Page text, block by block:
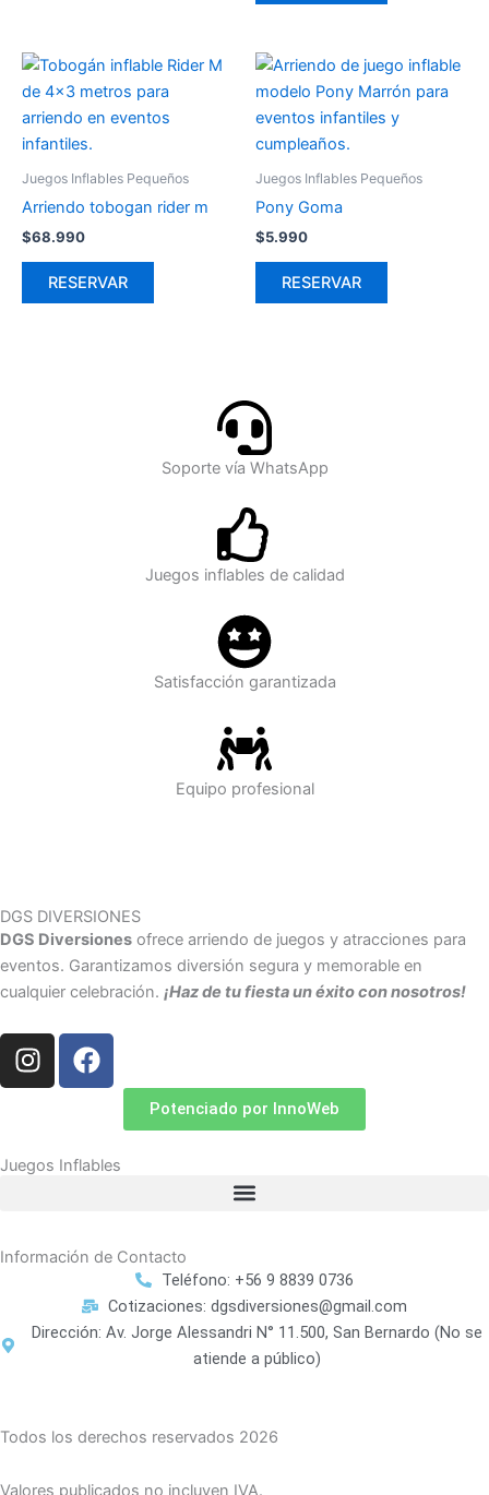
Juegos Inflables Pequeños
Arriendo tobogan rider m
$68.990
RESERVAR
Juegos Inflables Pequeños
Pony Goma
$5.990
RESERVAR
Soporte vía WhatsApp
Juegos inflables de calidad
Satisfacción garantizada
Equipo profesional
DGS DIVERSIONES
DGS Diversiones ofrece arriendo de juegos y atracciones para
eventos. Garantizamos diversión segura y memorable en
cualquier celebración. ¡Haz de tu fiesta un éxito con nosotros!
I
n
a
g
m
F
a
b
o
Potenciado por InnoWeb
Juegos Inflables
Información de Contacto
Teléfono: +56 9 8839 0736
Cotizaciones: dgsdiversiones@gmail.com
Dirección: Av. Jorge Alessandri N° 11.500, San Bernardo (No se
atiende a público)
Todos los derechos reservados 2026